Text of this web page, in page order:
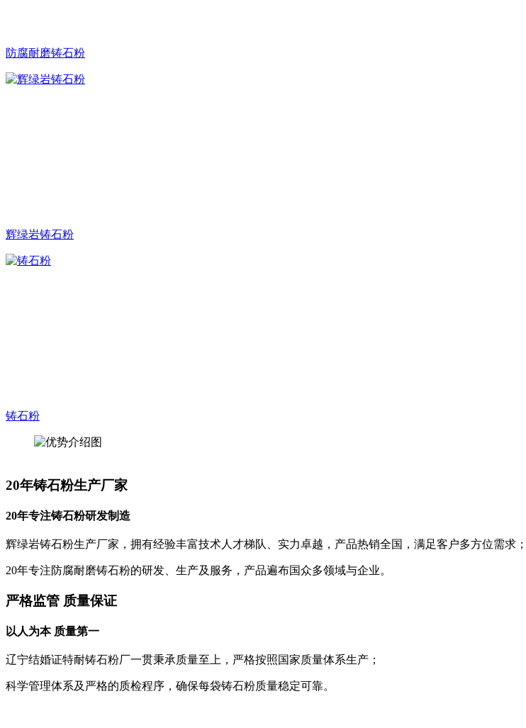
防腐耐磨铸石粉
辉绿岩铸石粉
铸石粉
20年铸石粉生产厂家
20年专注铸石粉研发制造
辉绿岩铸石粉生产厂家，拥有经验丰富技术人才梯队、实力卓越，产品热销全国，满足客户多方位需求；
20年专注防腐耐磨铸石粉的研发、生产及服务，产品遍布国众多领域与企业。
严格监管 质量保证
以人为本 质量第一
辽宁结婚证特耐铸石粉厂一贯秉承质量至上，严格按照国家质量体系生产；
科学管理体系及严格的质检程序，确保每袋铸石粉质量稳定可靠。